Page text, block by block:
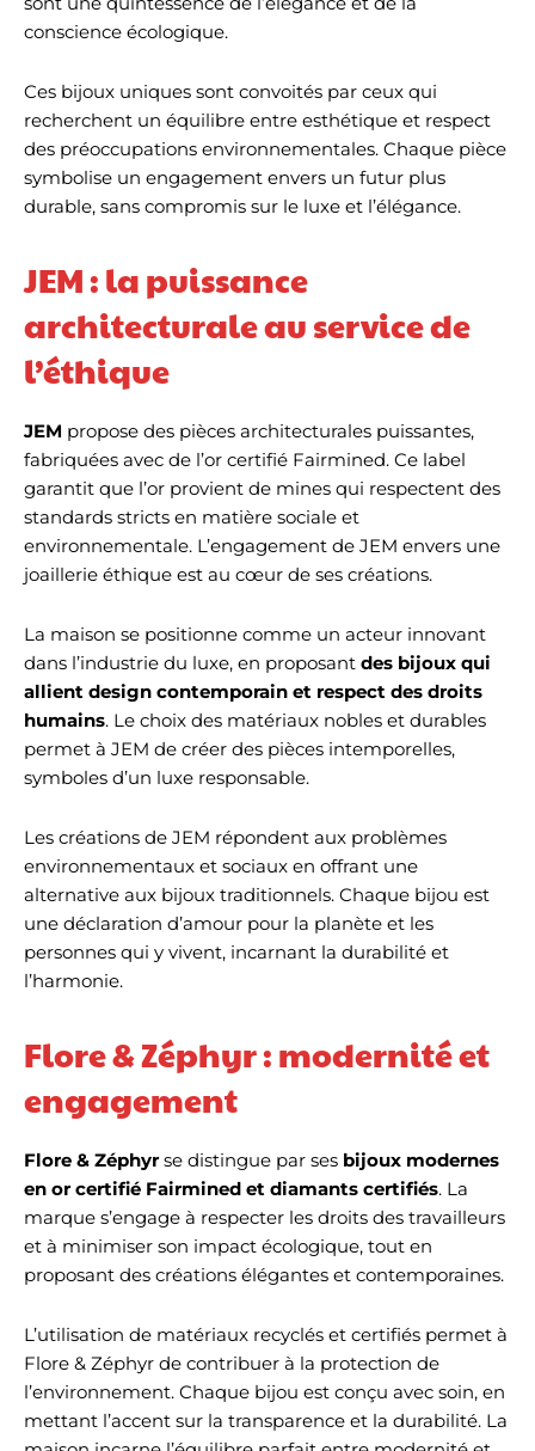
conscience écologique.
Ces bijoux uniques sont convoités par ceux qui
recherchent un équilibre entre esthétique et respect
des préoccupations environnementales. Chaque pièce
symbolise un engagement envers un futur plus
durable, sans compromis sur le luxe et l’élégance.
JEM : la puissance
architecturale au service de
l’éthique
JEM propose des pièces architecturales puissantes,
fabriquées avec de l’or certifié Fairmined. Ce label
garantit que l’or provient de mines qui respectent des
standards stricts en matière sociale et
environnementale. L’engagement de JEM envers une
joaillerie éthique est au cœur de ses créations.
La maison se positionne comme un acteur innovant
dans l’industrie du luxe, en proposant des bijoux qui
allient design contemporain et respect des droits
humains. Le choix des matériaux nobles et durables
permet à JEM de créer des pièces intemporelles,
symboles d’un luxe responsable.
Les créations de JEM répondent aux problèmes
environnementaux et sociaux en offrant une
alternative aux bijoux traditionnels. Chaque bijou est
une déclaration d’amour pour la planète et les
personnes qui y vivent, incarnant la durabilité et
l’harmonie.
Flore & Zéphyr : modernité et
engagement
Flore & Zéphyrse distingue par ses bijoux modernes
en or certifié Fairmined et diamants certifiés. La
marque s’engage à respecter les droits des travailleurs
et à minimiser son impact écologique, tout en
proposant des créations élégantes et contemporaines.
L’utilisation de matériaux recyclés et certifiés permet à
Flore & Zéphyr de contribuer à la protection de
l’environnement. Chaque bijou est conçu avec soin, en
mettant l’accent sur la transparence et la durabilité. La